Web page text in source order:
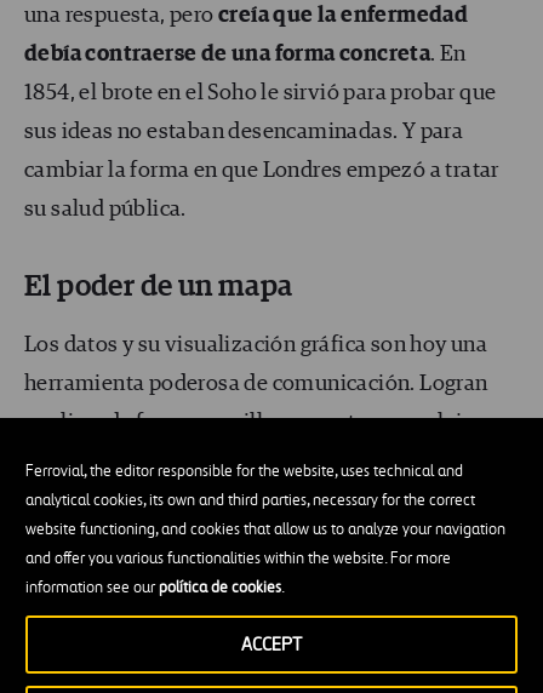
Ferrovial, the editor responsible for the website, uses technical and
analytical cookies, its own and third parties, necessary for the correct
website functioning, and cookies that allow us to analyze your navigation
and offer you various functionalities within the website. For more
information see ourpolítica de cookies.
ACCEPT
una respuesta, pero creía que la enfermedad
debía contraerse de una forma concreta. En
1854, el brote en el Soho le sirvió para probar que
sus ideas no estaban desencaminadas. Y para
cambiar la forma en que Londres empezó a tratar
su salud pública.
El poder de un mapa
Los datos y su visualización gráfica son hoy una
herramienta poderosa de comunicación. Logran
explicar de forma sencilla conceptos complejos.
Representar en una imagen cientos de números,
dotando de sentido a cifras incomprensibles. En
1854, la recopilación, el análisis y la visualización
de datos no eran nada habituales. Pero
entendió que eran la mejor manera de